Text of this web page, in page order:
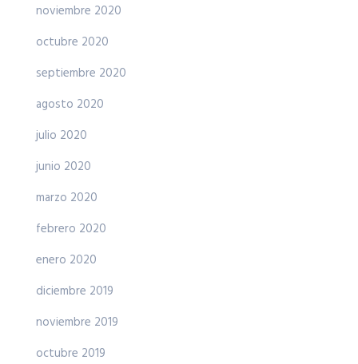
noviembre 2020
octubre 2020
septiembre 2020
agosto 2020
julio 2020
junio 2020
marzo 2020
febrero 2020
enero 2020
diciembre 2019
noviembre 2019
octubre 2019